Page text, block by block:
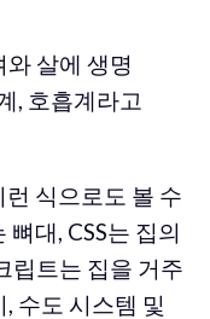
살에 생명
, 호흡계라고
식으로도 볼 수
대, CSS는 집의
립트는 집을 거주
수도 시스템 및